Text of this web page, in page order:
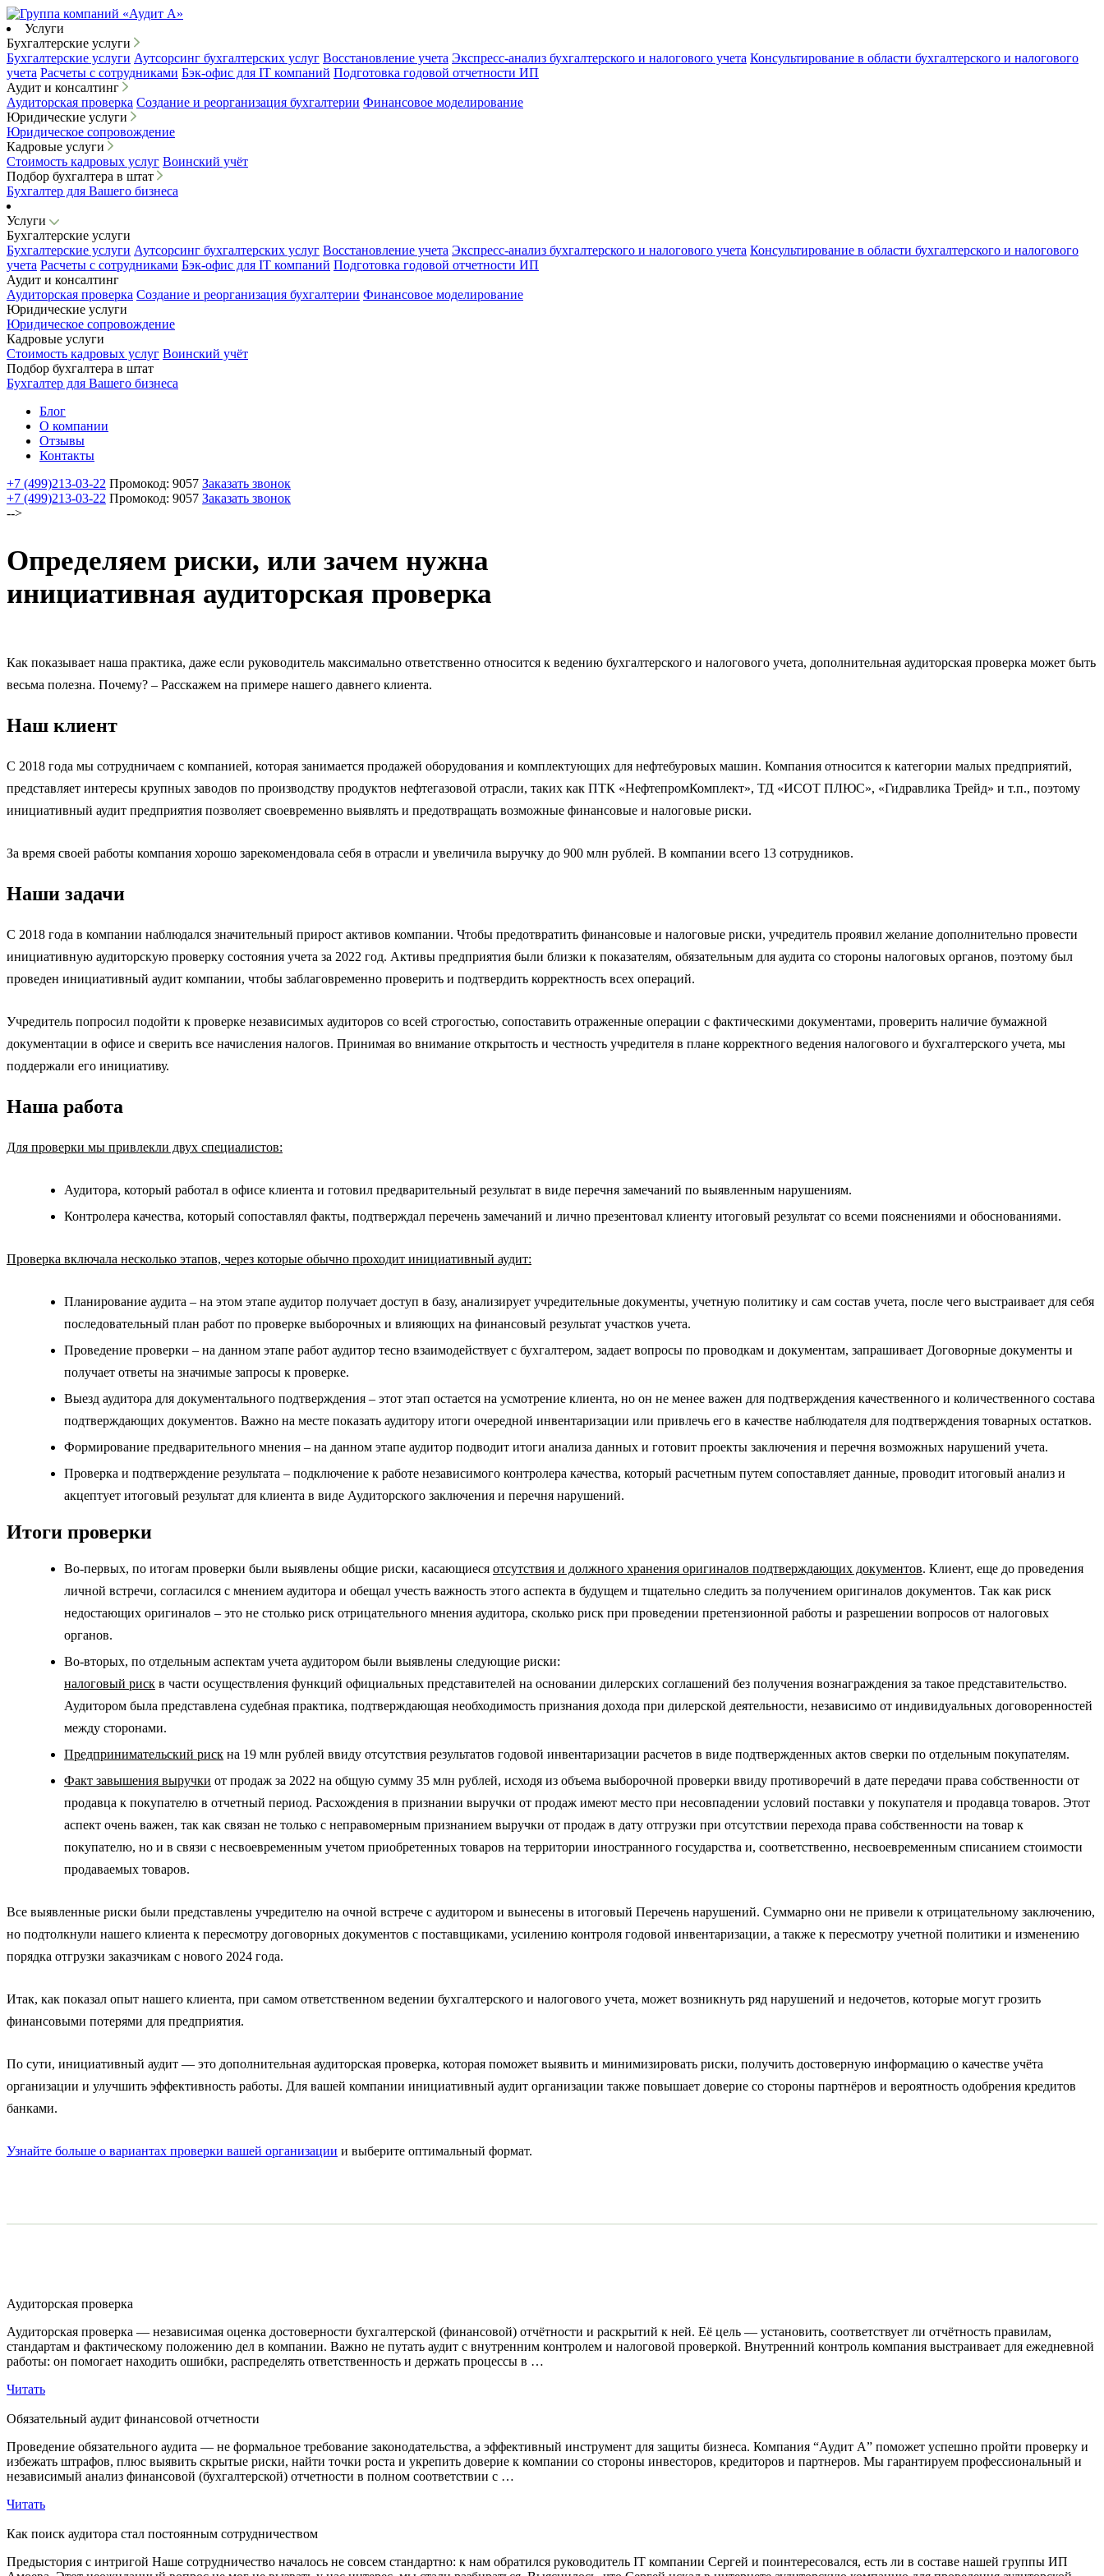
Услуги
Бухгалтерские услуги
Бухгалтерские услуги Аутсорсинг бухгалтерских услуг Восстановление учета Экспресс-анализ бухгалтерского и налогового учета Консультирование в области бухгалтерского и налогового
учета Расчеты с сотрудниками Бэк-офис для IT компаний Подготовка годовой отчетности ИП
Аудит и консалтинг
Аудиторская проверка Создание и реорганизация бухгалтерии Финансовое моделирование
Юридические услуги
Юридическое сопровождение
Кадровые услуги
Стоимость кадровых услуг Воинский учёт
Подбор бухгалтера в штат
Бухгалтер для Вашего бизнеса
Услуги
Бухгалтерские услуги
Бухгалтерские услуги Аутсорсинг бухгалтерских услуг Восстановление учета Экспресс-анализ бухгалтерского и налогового учета Консультирование в области бухгалтерского и налогового
учета Расчеты с сотрудниками Бэк-офис для IT компаний Подготовка годовой отчетности ИП
Аудит и консалтинг
Аудиторская проверка Создание и реорганизация бухгалтерии Финансовое моделирование
Юридические услуги
Юридическое сопровождение
Кадровые услуги
Стоимость кадровых услуг Воинский учёт
Подбор бухгалтера в штат
Бухгалтер для Вашего бизнеса
Блог
О компании
Отзывы
Контакты
+7 (499)213-03-22 Промокод: 9057 Заказать звонок
+7 (499)213-03-22 Промокод: 9057 Заказать звонок
-->
Определяем риски, или зачем нужна
инициативная аудиторская проверка
Как показывает наша практика, даже если руководитель максимально ответственно относится к ведению бухгалтерского и налогового учета, дополнительная аудиторская проверка может быть
весьма полезна. Почему? – Расскажем на примере нашего давнего клиента.
Наш клиент
С 2018 года мы сотрудничаем с компанией, которая занимается продажей оборудования и комплектующих для нефтебуровых машин. Компания относится к категории малых предприятий,
представляет интересы крупных заводов по производству продуктов нефтегазовой отрасли, таких как ПТК «НефтепромКомплект», ТД «ИСОТ ПЛЮС», «Гидравлика Трейд» и т.п., поэтому
инициативный аудит предприятия позволяет своевременно выявлять и предотвращать возможные финансовые и налоговые риски.
За время своей работы компания хорошо зарекомендовала себя в отрасли и увеличила выручку до 900 млн рублей. В компании всего 13 сотрудников.
Наши задачи
С 2018 года в компании наблюдался значительный прирост активов компании. Чтобы предотвратить финансовые и налоговые риски, учредитель проявил желание дополнительно провести
инициативную аудиторскую проверку состояния учета за 2022 год. Активы предприятия были близки к показателям, обязательным для аудита со стороны налоговых органов, поэтому был
проведен инициативный аудит компании, чтобы заблаговременно проверить и подтвердить корректность всех операций.
Учредитель попросил подойти к проверке независимых аудиторов со всей строгостью, сопоставить отраженные операции с фактическими документами, проверить наличие бумажной
документации в офисе и сверить все начисления налогов. Принимая во внимание открытость и честность учредителя в плане корректного ведения налогового и бухгалтерского учета, мы
поддержали его инициативу.
Наша работа
Для проверки мы привлекли двух специалистов:
Аудитора, который работал в офисе клиента и готовил предварительный результат в виде перечня замечаний по выявленным нарушениям.
Контролера качества, который сопоставлял факты, подтверждал перечень замечаний и лично презентовал клиенту итоговый результат со всеми пояснениями и обоснованиями.
Проверка включала несколько этапов, через которые обычно проходит инициативный аудит:
Планирование аудита – на этом этапе аудитор получает доступ в базу, анализирует учредительные документы, учетную политику и сам состав учета, после чего выстраивает для себя
последовательный план работ по проверке выборочных и влияющих на финансовый результат участков учета.
Проведение проверки – на данном этапе работ аудитор тесно взаимодействует с бухгалтером, задает вопросы по проводкам и документам, запрашивает Договорные документы и
получает ответы на значимые запросы к проверке.
Выезд аудитора для документального подтверждения – этот этап остается на усмотрение клиента, но он не менее важен для подтверждения качественного и количественного состава
подтверждающих документов. Важно на месте показать аудитору итоги очередной инвентаризации или привлечь его в качестве наблюдателя для подтверждения товарных остатков.
Формирование предварительного мнения – на данном этапе аудитор подводит итоги анализа данных и готовит проекты заключения и перечня возможных нарушений учета.
Проверка и подтверждение результата – подключение к работе независимого контролера качества, который расчетным путем сопоставляет данные, проводит итоговый анализ и
акцептует итоговый результат для клиента в виде Аудиторского заключения и перечня нарушений.
Итоги проверки
Во-первых, по итогам проверки были выявлены общие риски, касающиеся отсутствия и должного хранения оригиналов подтверждающих документов. Клиент, еще до проведения
личной встречи, согласился с мнением аудитора и обещал учесть важность этого аспекта в будущем и тщательно следить за получением оригиналов документов. Так как риск
недостающих оригиналов – это не столько риск отрицательного мнения аудитора, сколько риск при проведении претензионной работы и разрешении вопросов от налоговых
органов.
Во-вторых, по отдельным аспектам учета аудитором были выявлены следующие риски:
налоговый риск в части осуществления функций официальных представителей на основании дилерских соглашений без получения вознаграждения за такое представительство.
Аудитором была представлена судебная практика, подтверждающая необходимость признания дохода при дилерской деятельности, независимо от индивидуальных договоренностей
между сторонами.
Предпринимательский риск на 19 млн рублей ввиду отсутствия результатов годовой инвентаризации расчетов в виде подтвержденных актов сверки по отдельным покупателям.
Факт завышения выручки от продаж за 2022 на общую сумму 35 млн рублей, исходя из объема выборочной проверки ввиду противоречий в дате передачи права собственности от
продавца к покупателю в отчетный период. Расхождения в признании выручки от продаж имеют место при несовпадении условий поставки у покупателя и продавца товаров. Этот
аспект очень важен, так как связан не только с неправомерным признанием выручки от продаж в дату отгрузки при отсутствии перехода права собственности на товар к
покупателю, но и в связи с несвоевременным учетом приобретенных товаров на территории иностранного государства и, соответственно, несвоевременным списанием стоимости
продаваемых товаров.
Все выявленные риски были представлены учредителю на очной встрече с аудитором и вынесены в итоговый Перечень нарушений. Суммарно они не привели к отрицательному заключению,
но подтолкнули нашего клиента к пересмотру договорных документов с поставщиками, усилению контроля годовой инвентаризации, а также к пересмотру учетной политики и изменению
порядка отгрузки заказчикам с нового 2024 года.
Итак, как показал опыт нашего клиента, при самом ответственном ведении бухгалтерского и налогового учета, может возникнуть ряд нарушений и недочетов, которые могут грозить
финансовыми потерями для предприятия.
По сути, инициативный аудит — это дополнительная аудиторская проверка, которая поможет выявить и минимизировать риски, получить достоверную информацию о качестве учёта
организации и улучшить эффективность работы. Для вашей компании инициативный аудит организации также повышает доверие со стороны партнёров и вероятность одобрения кредитов
банками.
Узнайте больше о вариантах проверки вашей организации и выберите оптимальный формат.
Аудиторская проверка
Аудиторская проверка — независимая оценка достоверности бухгалтерской (финансовой) отчётности и раскрытий к ней. Её цель — установить, соответствует ли отчётность правилам,
стандартам и фактическому положению дел в компании. Важно не путать аудит с внутренним контролем и налоговой проверкой. Внутренний контроль компания выстраивает для ежедневной
работы: он помогает находить ошибки, распределять ответственность и держать процессы в …
Читать
Обязательный аудит финансовой отчетности
Проведение обязательного аудита — не формальное требование законодательства, а эффективный инструмент для защиты бизнеса. Компания “Аудит А” поможет успешно пройти проверку и
избежать штрафов, плюс выявить скрытые риски, найти точки роста и укрепить доверие к компании со стороны инвесторов, кредиторов и партнеров. Мы гарантируем профессиональный и
независимый анализ финансовой (бухгалтерской) отчетности в полном соответствии с …
Читать
Как поиск аудитора стал постоянным сотрудничеством
Предыстория с интригой Наше сотрудничество началось не совсем стандартно: к нам обратился руководитель IT компании Сергей и поинтересовался, есть ли в составе нашей группы ИП